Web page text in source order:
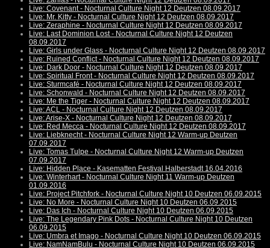
Live: Covenant - Nocturnal Culture Night 12 Deutzen 08.09.2017
Live: Mr. Kitty - Nocturnal Culture Night 12 Deutzen 08.09.2017
Live: Zeraphine - Nocturnal Culture Night 12 Deutzen 08.09.2017
Live: Last Dominion Lost - Nocturnal Culture Night 12 Deutzen
08.09.2017
Live: Girls under Glass - Nocturnal Culture Night 12 Deutzen 08.09.2017
Live: Ruined Conflict - Nocturnal Culture Night 12 Deutzen 08.09.2017
Live: Dark Door - Nocturnal Culture Night 12 Deutzen 08.09.2017
Live: Spiritual Front - Nocturnal Culture Night 12 Deutzen 08.09.2017
Live: Sturmcafé - Nocturnal Culture Night 12 Deutzen 08.09.2017
Live: Schonwald - Nocturnal Culture Night 12 Deutzen 08.09.2017
Live: Me the Tiger - Nocturnal Culture Night 12 Deutzen 08.09.2017
Live: ACL - Nocturnal Culture Night 12 Deutzen 08.09.2017
Live: Arise-X - Nocturnal Culture Night 12 Deutzen 08.09.2017
Live: Red Mecca - Nocturnal Culture Night 12 Deutzen 08.09.2017
Live: Liebknecht - Nocturnal Culture Night 12 Warm-up Deutzen
07.09.2017
Live: Tomas Tulpe - Nocturnal Culture Night 12 Warm-up Deutzen
07.09.2017
Live: Hidden Place - Kasematten Festival Halberstadt 16.04.2016
Live: Winterhart - Nocturnal Culture Night 11 Warm-up Deutzen
01.09.2016
Live: Project Pitchfork - Nocturnal Culture Night 10 Deutzen 06.09.2015
Live: No More - Nocturnal Culture Night 10 Deutzen 06.09.2015
Live: Das Ich - Nocturnal Culture Night 10 Deutzen 06.09.2015
Live: The Legendary Pink Dots - Nocturnal Culture Night 10 Deutzen
06.09.2015
Live: Umbra et Imago - Nocturnal Culture Night 10 Deutzen 06.09.2015
Live: NamNamBulu - Nocturnal Culture Night 10 Deutzen 06.09.2015